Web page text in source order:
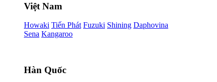
Việt Nam
Howaki Tiến Phát Fuzuki Shining Daphovina
Sena Kangaroo
Hàn Quốc